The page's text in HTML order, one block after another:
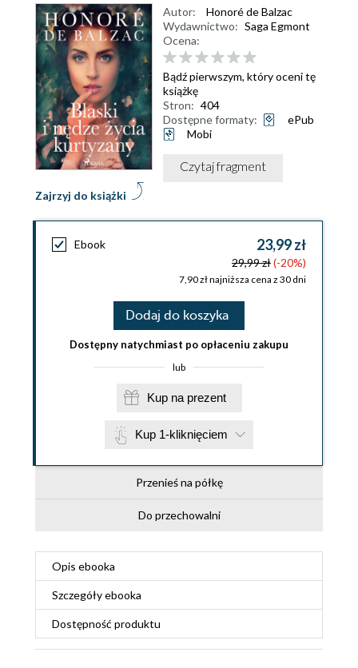
Zajrzyj do książki
Autor:
Honoré de Balzac
Wydawnictwo: Saga Egmont
Ocena:
Bądź pierwszym, który oceni tę
książkę
Stron: 404
Dostępne formaty:
ePub
Mobi
Czytaj fragment
Ebook 23,99 zł
29,99 zł(-20%)
7,90 zł najniższa cena z 30 dni
Dodaj do koszyka
Dostępny natychmiast po opłaceniu zakupu
lub
Kup na prezent
Kup 1-kliknięciem
Przenieś na półkę
Do przechowalni
Opis ebooka
Szczegółyebooka
Dostępność produktu